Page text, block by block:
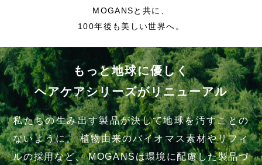
MOGANSと共に、
100年後も美しい世界へ。
もっと地球に優しく
ヘアケアシリーズがリニューアル
私たちの生み出す製品が決して地球を汚すことの
ないように。植物由来のバイオマス素材やリフィ
ルの採用など、MOGANSは環境に配慮した製品づ